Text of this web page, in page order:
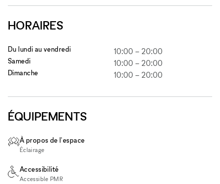
HORAIRES
Du lundi au vendredi 10:00 – 20:00
Samedi 10:00 – 20:00
Dimanche 10:00 – 20:00
ÉQUIPEMENTS
À propos de l'espace
Éclairage
Accessibilité
Accessible PMR